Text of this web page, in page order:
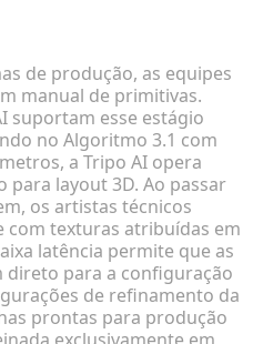
de produção, as equipes
manual de primitivas.
suportam esse estágio
no Algoritmo 3.1 com
a Tripo AI opera
layout 3D. Ao passar
os artistas técnicos
com texturas atribuídas em
latência permite que as
direto para a configuração
de refinamento da
prontas para produção
exclusivamente em